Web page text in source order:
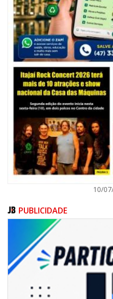
06/08/2026 | 10:14
Defesa Civil de SC monitora
entenda como o fenômeno se
ITAPEMA
10/
PUBLICIDADE